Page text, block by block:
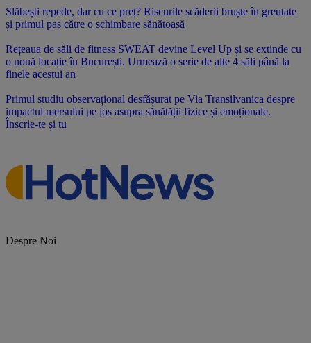
Slăbești repede, dar cu ce preț? Riscurile scăderii bruște în greutate
și primul pas către o schimbare sănătoasă
Rețeaua de săli de fitness SWEAT devine Level Up și se extinde cu
o nouă locație în București. Urmează o serie de alte 4 săli până la
finele acestui an
Primul studiu observațional desfășurat pe Via Transilvanica despre
impactul mersului pe jos asupra sănătății fizice și emoționale.
Înscrie-te și tu
Despre Noi